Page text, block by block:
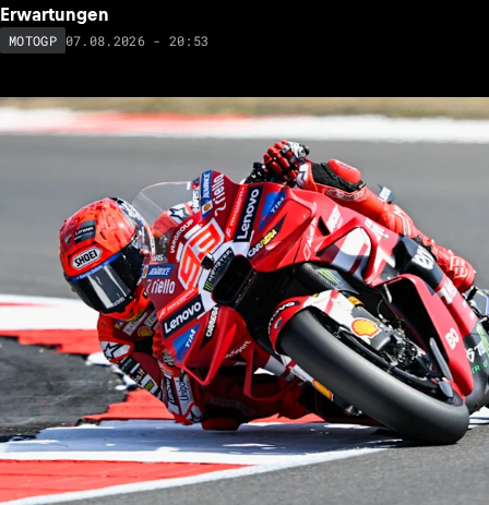
Erwartungen
MOTOGP 07.08.2026 - 20:53